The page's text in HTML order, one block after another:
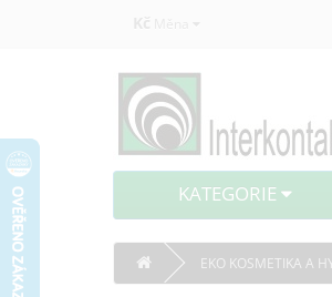
Kč Měna
KATEGORIE
EKO KOSMETIKA A